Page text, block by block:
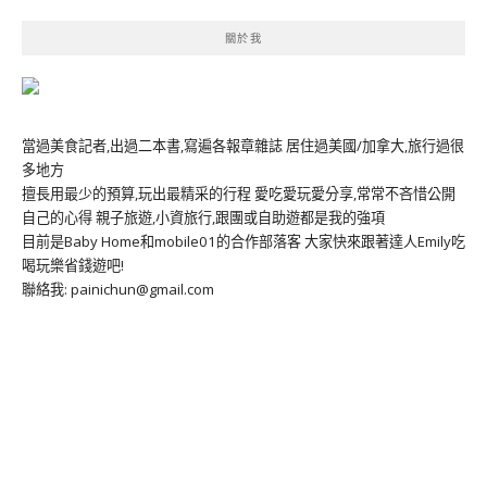
關於我
當過美食記者,出過二本書,寫遍各報章雜誌 居住過美國/加拿大,旅行過很
多地方
擅長用最少的預算,玩出最精采的行程 愛吃愛玩愛分享,常常不吝惜公開
自己的心得 親子旅遊,小資旅行,跟團或自助遊都是我的強項
目前是Baby Home和mobile01的合作部落客 大家快來跟著達人Emily吃
喝玩樂省錢遊吧!
聯絡我: painichun@gmail.com